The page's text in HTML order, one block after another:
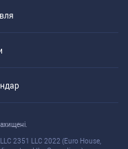
2351 LLC 2022 (Euro House,